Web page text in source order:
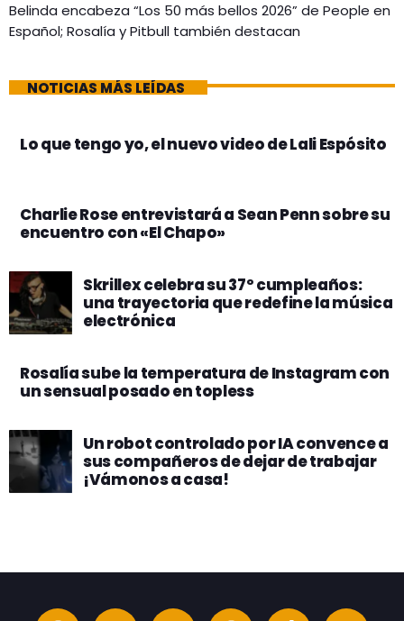
Belinda encabeza “Los 50 más bellos 2026” de People en
Español; Rosalía y Pitbull también destacan
NOTICIAS MÁS LEÍDAS
Lo que tengo yo, el nuevo video de Lali Espósito
Charlie Rose entrevistará a Sean Penn sobre su
encuentro con «El Chapo»
Skrillex celebra su 37º cumpleaños:
una trayectoria que redefine la música
electrónica
Rosalía sube la temperatura de Instagram con
un sensual posado en topless
Un robot controlado por IA convence a
sus compañeros de dejar de trabajar
¡Vámonos a casa!